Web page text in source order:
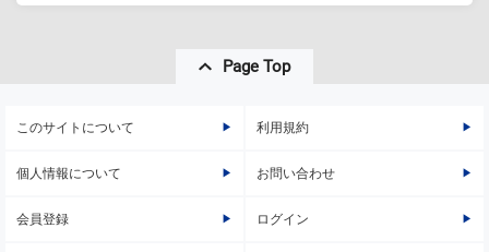
Page Top
このサイトについて 利用規約
個人情報について お問い合わせ
会員登録 ログイン